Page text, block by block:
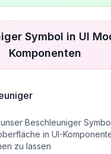
Symbol in UI
Komponenten
Beschleuniger
in UI-
zu lassen